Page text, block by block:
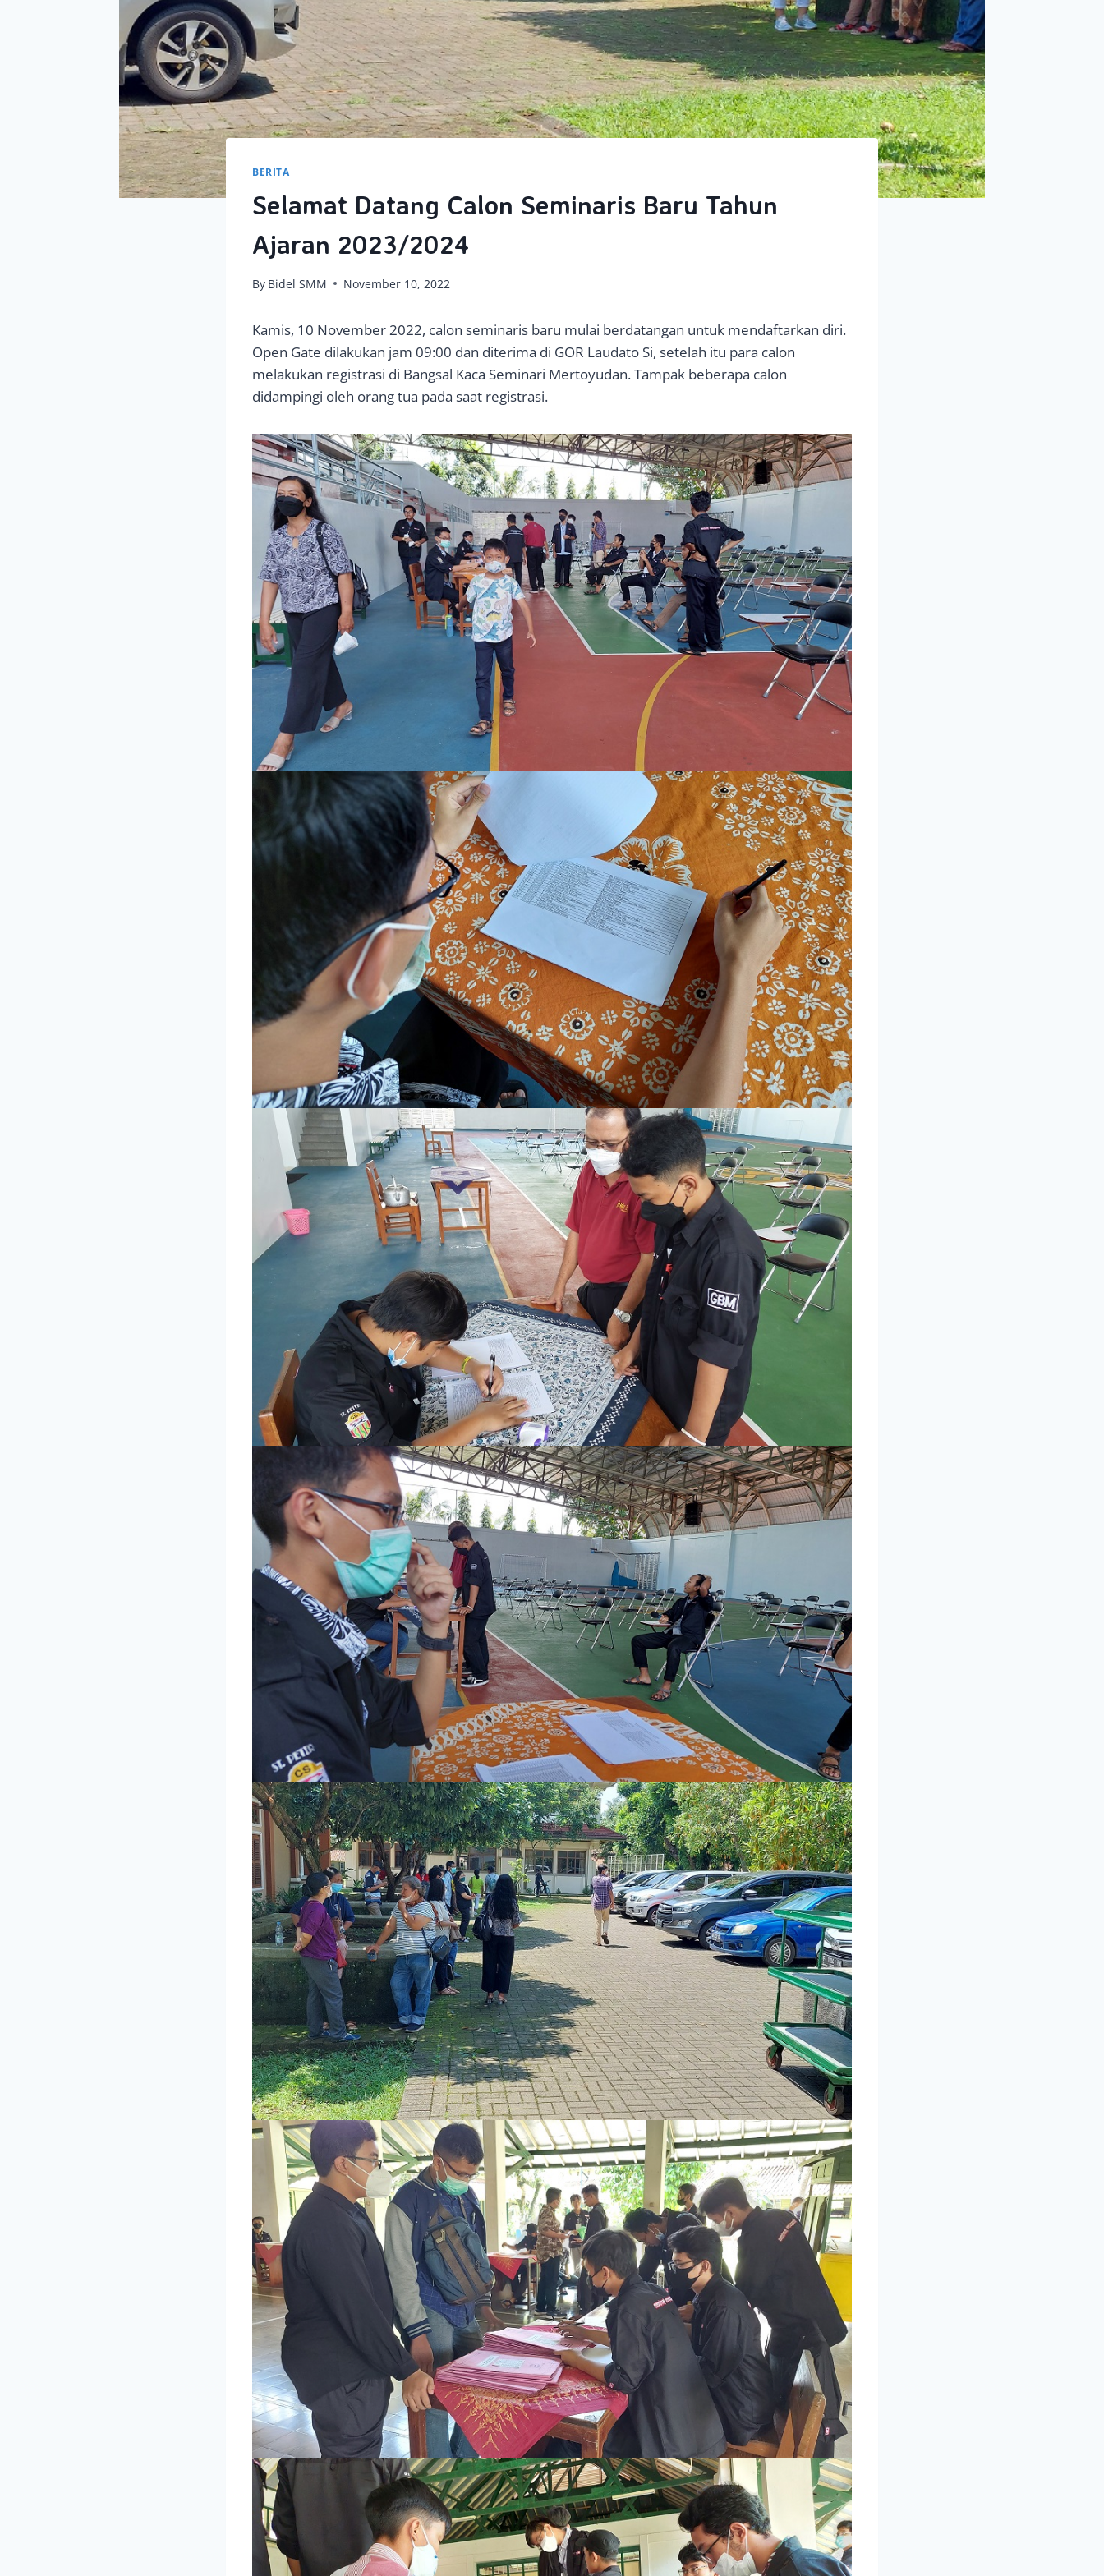
BERITA
Selamat Datang Calon Seminaris Baru Tahun
Ajaran 2023/2024
By Bidel SMM November 10, 2022
Kamis, 10 November 2022, calon seminaris baru mulai berdatangan untuk mendaftarkan diri.
Open Gate dilakukan jam 09:00 dan diterima di GOR Laudato Si, setelah itu para calon
melakukan registrasi di Bangsal Kaca Seminari Mertoyudan. Tampak beberapa calon
didampingi oleh orang tua pada saat registrasi.